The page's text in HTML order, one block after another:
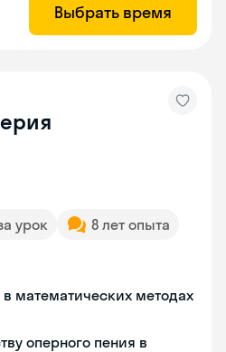
Выбрать время
урок
8 лет опыта
в математических методах
оперного пения в